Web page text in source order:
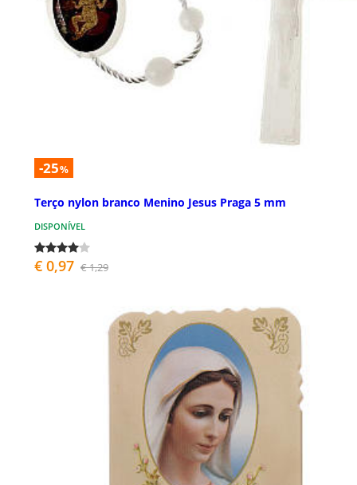
-25%
Terço nylon branco Menino Jesus Praga 5 mm
DISPONÍVEL
€ 0,97 € 1,29